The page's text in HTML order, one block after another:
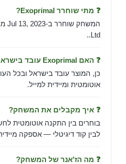
❓ מתי שוחרר Exoprimal?
Ltd..
❓ האם Exoprimal עובד בישראל?
כן, המוצר עובד בישראל ובכל
אוטומטית ומיידית למייל.
❓ איך מקבלים את המשחק?
לבין קוד דיגיטלי — אספקה
❓ מה הז'אנר של המשחק?